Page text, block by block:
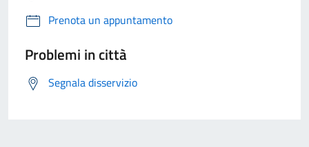
Prenota un appuntamento
Problemi in città
Segnala disservizio